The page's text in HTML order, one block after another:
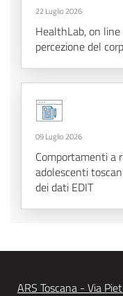
22 Luglio 2026
HealthLab, on
percezione del
09 Luglio 2026
Comportamenti a
adolescenti
dei dati EDIT
ARS Toscana - Via